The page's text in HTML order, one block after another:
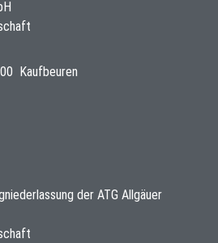
Kaufbeuren
der ATG Allgäuer